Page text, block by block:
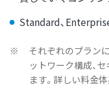
Standard、
※
それぞれのプラン
ットワーク構成、
ます。詳しい料金